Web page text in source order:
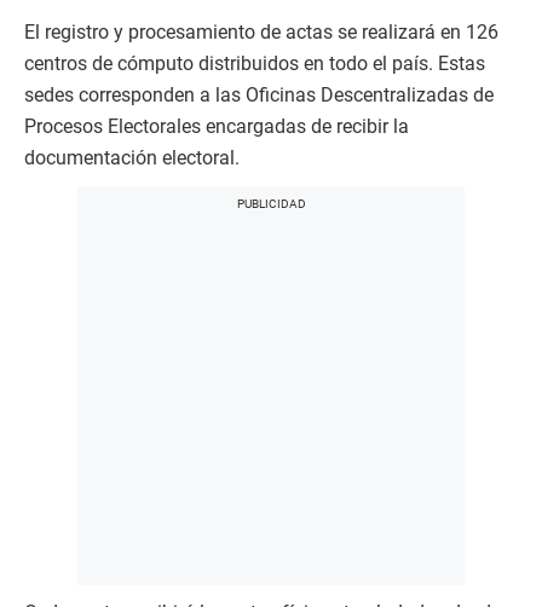
El registro y procesamiento de actas se realizará en 126
centros de cómputo distribuidos en todo el país. Estas
sedes corresponden a las Oficinas Descentralizadas de
Procesos Electorales encargadas de recibir la
documentación electoral.